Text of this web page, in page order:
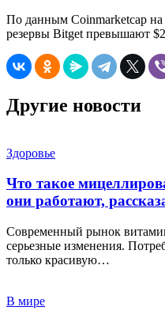
По данным Coinmarketcap на
резервы Bitget превышают
Другие новости
Здоровье
Что такое
они работают,
Современный рынок
серьезные изменения.
только красивую…
В мире